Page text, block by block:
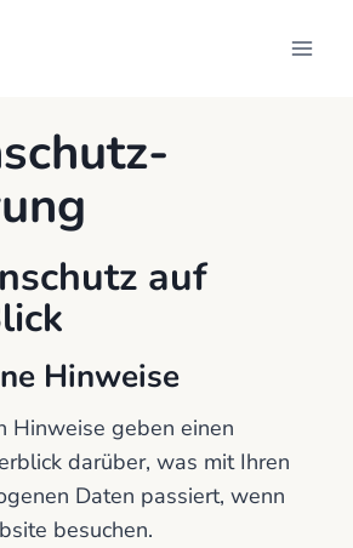
auf
Hinweise
Hinweise geben einen
darüber, was mit Ihren
Daten passiert, wenn
besuchen.